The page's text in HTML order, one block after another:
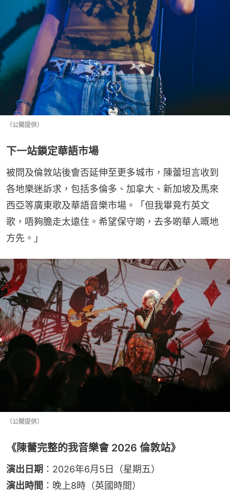
（公關提供）
下一站鎖定華語市場
被問及倫敦站後會否延伸至更多城市，陳蕾坦言收到
各地樂迷訴求，包括多倫多、加拿大、新加坡及馬來
西亞等廣東歌及華語音樂市場。「但我畢竟冇英文
歌，唔夠膽走太遠住。希望保守啲，去多啲華人嘅地
方先。」
（公關提供）
《陳蕾完整的我音樂會 2026 倫敦站》
演出日期 ：2026年6月5日（星期五）
演出時間 ：晚上8時（英國時間）